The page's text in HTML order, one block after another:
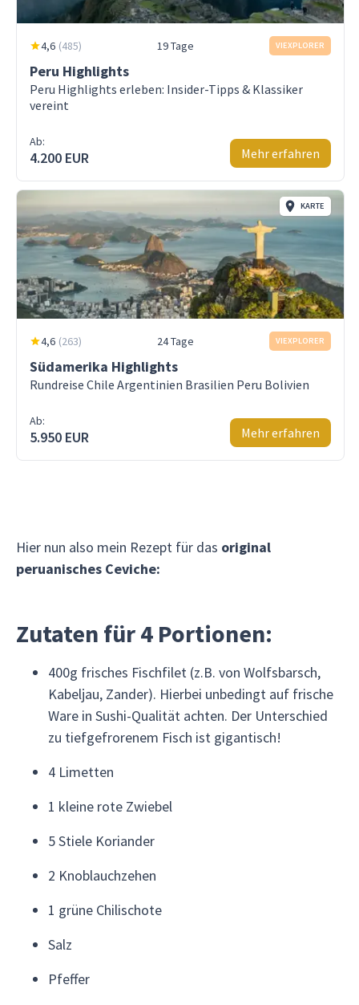
4,6 (485) 19 Tage VIEXPLORER
Peru Highlights
Peru Highlights erleben: Insider-Tipps & Klassiker
vereint
Ab:
4.200 EUR Mehr erfahren
KARTE
4,6 (263) 24 Tage VIEXPLORER
Südamerika Highlights
Rundreise Chile Argentinien Brasilien Peru Bolivien
Ab:
5.950 EUR Mehr erfahren
Hier nun also mein Rezept für das original
peruanisches Ceviche:
Zutaten für 4 Portionen:
400g frisches Fischfilet (z.B. von Wolfsbarsch,
Kabeljau, Zander). Hierbei unbedingt auf frische
Ware in Sushi-Qualität achten. Der Unterschied
zu tiefgefrorenem Fisch ist gigantisch!
4 Limetten
1 kleine rote Zwiebel
5 Stiele Koriander
2 Knoblauchzehen
1 grüne Chilischote
Salz
Pfeffer